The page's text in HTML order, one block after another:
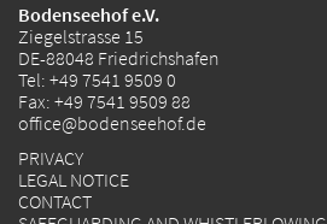
Bodenseehof e.V.
Ziegelstrasse 15
DE-88048 Friedrichshafen
Tel: +49 7541 9509 0
Fax: +49 7541 9509 88
office@bodenseehof.de
PRIVACY
LEGAL NOTICE
CONTACT